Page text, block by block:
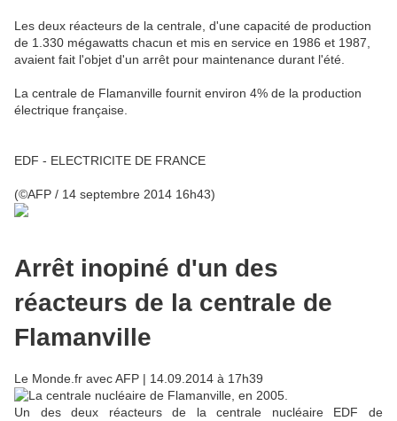
Les deux réacteurs de la centrale, d'une capacité de production
de 1.330 mégawatts chacun et mis en service en 1986 et 1987,
avaient fait l'objet d'un arrêt pour maintenance durant l'été.
La centrale de Flamanville fournit environ 4% de la production
électrique française.
EDF - ELECTRICITE DE FRANCE
(©AFP / 14 septembre 2014 16h43)
Arrêt inopiné d'un des
réacteurs de la centrale de
Flamanville
Le Monde.fr avec AFP | 14.09.2014 à 17h39
Un des deux réacteurs de la centrale nucléaire EDF de